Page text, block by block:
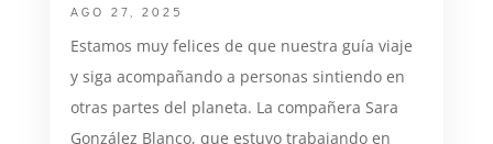
AGO 27, 2025
Estamos muy felices de que nuestra guía viaje
y siga acompañando a personas sintiendo en
otras partes del planeta. La compañera Sara
González Blanco, que estuvo trabajando en